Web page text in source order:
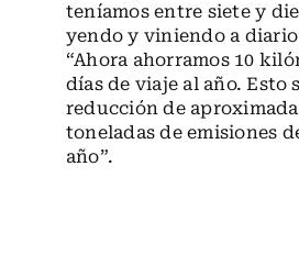
teníamos entre siete y
yendo y viniendo a
“Ahora ahorramos 10
días de viaje al año. Esto
reducción de
toneladas de emisiones
año”.